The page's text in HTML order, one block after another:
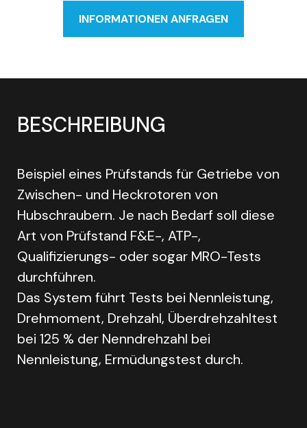
INFORMATIONEN ANFRAGEN
BESCHREIBUNG
Beispiel eines Prüfstands für Getriebe von
Zwischen- und Heckrotoren von
Hubschraubern. Je nach Bedarf soll diese
Art von Prüfstand F&E-, ATP-,
Qualifizierungs- oder sogar MRO-Tests
durchführen.
Das System führt Tests bei Nennleistung,
Drehmoment, Drehzahl, Überdrehzahltest
bei 125 % der Nenndrehzahl bei
Nennleistung, Ermüdungstest durch.